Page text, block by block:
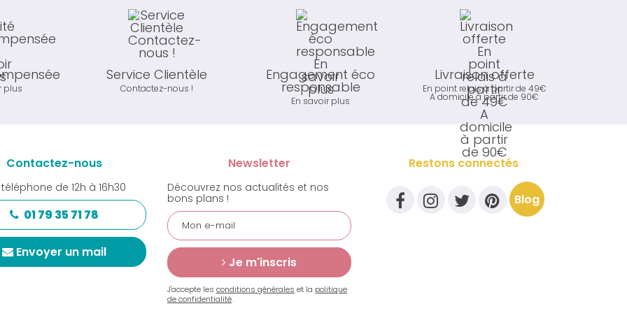
plus
Service Clientèle
Contactez-nous !
Engagement éco
responsable
En savoir plus
Livraison offerte
En point relais à partir de 49€
A domicile à partir de 90€
Contactez-nous
de 12h à 16h30
01 79 35 71 78
Envoyer un mail
Newsletter
Découvrez nos actualités et nos
bons plans !
Je m'inscris
J'accepte les conditions générales et la politique
de confidentialité.
Restons connectés
Blog